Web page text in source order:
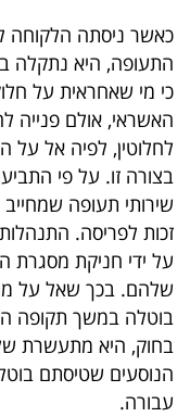
באייס
עקבו
אחרינו:
כאשר ניסתה הלקוחה
התעופה, היא נתקלה
כי מי שאחראית על
האשראי, אולם פנייה
לחלוטין, לפיה אל
בצורה זו. על פי
זכות לפריסה.
על ידי חניקת מסגרת
שלהם. בכך שאל על
בוטלה במשך תקופה
בחוק, היא מתעשרת
הנוסעים שטיסתם
עבורה.